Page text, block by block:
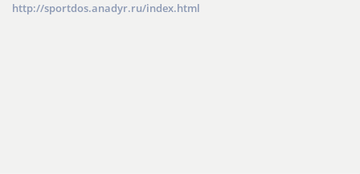
http://sportdos.anadyr.ru/index.html